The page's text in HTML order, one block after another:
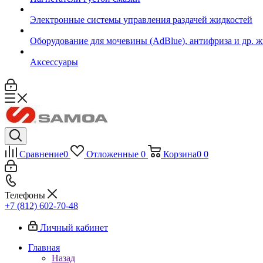
Электронные системы управления раздачей жидкостей
Оборудование для мочевины (AdBlue), антифриза и др.
Аксессуары
Сравнение0 Отложенные 0 Корзина0 0
Телефоны
+7 (812) 602-70-48
Личный кабинет
Главная
Назад